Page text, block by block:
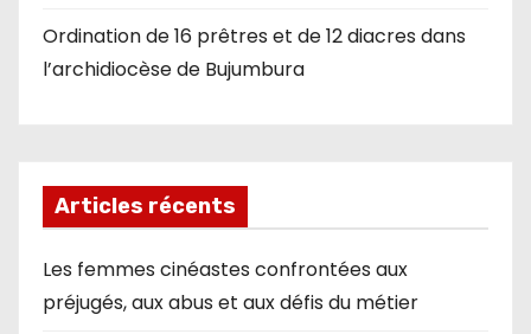
Ordination de 16 prêtres et de 12 diacres dans
l’archidiocèse de Bujumbura
Articles récents
Les femmes cinéastes confrontées aux
préjugés, aux abus et aux défis du métier